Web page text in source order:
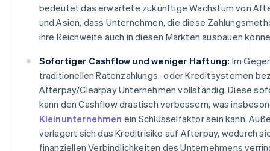
bedeutet das erwartete zukünftige Wachstum von
und Asien, dass Unternehmen, die diese
ihre Reichweite auch in diesen Märkten ausbauen
Sofortiger Cashflow und weniger Haftung: Im
traditionellen Ratenzahlungs- oder Kreditsystemen
Afterpay/Clearpay Unternehmen vollständig. Diese
kann den Cashflow drastisch verbessern, was
Kleinunternehmen ein Schlüsselfaktor sein kann.
verlagert sich das Kreditrisiko auf Afterpay, wodurch
finanziellen Verbindlichkeiten des Unternehmens